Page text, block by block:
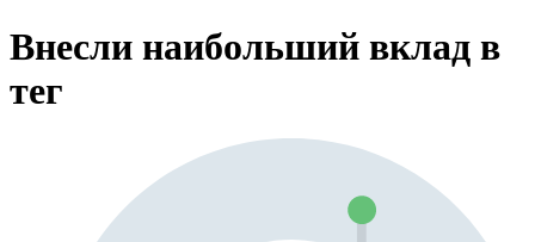
Внесли наибольший вклад в
тег